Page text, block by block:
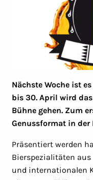
Nächste Woche ist
bis 30. April wird
Bühne gehen. Zum
Genussformat in der
Präsentiert werden
Bierspezialitäten
und internationalen